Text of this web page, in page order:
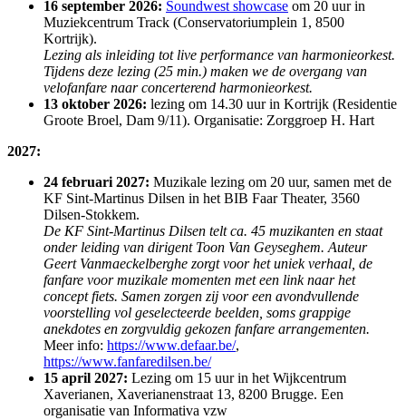
16 september 2026: Soundwest showcase om 20 uur in
Muziekcentrum Track (Conservatoriumplein 1, 8500
Kortrijk).
Lezing als inleiding tot live performance van harmonieorkest.
Tijdens deze lezing (25 min.) maken we de overgang van
velofanfare naar concerterend harmonieorkest.
13 oktober 2026: lezing om 14.30 uur in Kortrijk (Residentie
Groote Broel, Dam 9/11). Organisatie: Zorggroep H. Hart
2027:
24 februari 2027: Muzikale lezing om 20 uur, samen met de
KF Sint-Martinus Dilsen in het BIB Faar Theater, 3560
Dilsen-Stokkem.
De KF Sint-Martinus Dilsen telt ca. 45 muzikanten en staat
onder leiding van dirigent Toon Van Geyseghem. Auteur
Geert Vanmaeckelberghe zorgt voor het uniek verhaal, de
fanfare voor muzikale momenten met een link naar het
concept fiets. Samen zorgen zij voor een avondvullende
voorstelling vol geselecteerde beelden, soms grappige
anekdotes en zorgvuldig gekozen fanfare arrangementen.
Meer info: https://www.defaar.be/,
https://www.fanfaredilsen.be/
15 april 2027: Lezing om 15 uur in het Wijkcentrum
Xaverianen, Xaverianenstraat 13, 8200 Brugge. Een
organisatie van Informativa vzw